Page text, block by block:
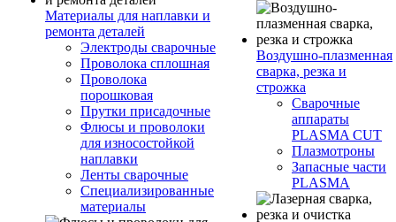
Материалы для наплавки и
ремонта деталей
Электроды сварочные
Проволока сплошная
Проволока
порошковая
Прутки присадочные
Флюсы и проволоки
для износостойкой
наплавки
Ленты сварочные
Специализированные
материалы
Воздушно-плазменная
сварка, резка и
строжка
Сварочные
аппараты
PLASMA CUT
Плазмотроны
Запасные части
PLASMA